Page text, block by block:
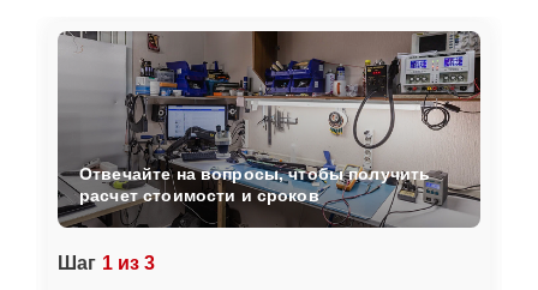
Шаг 1 из 3
Отвечайте на вопросы, чтобы получить
расчет стоимости и сроков